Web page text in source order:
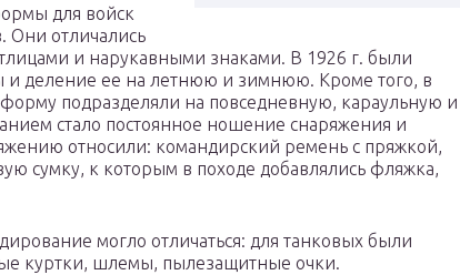
для войск
Они отличались
и нарукавными знаками. В 1926 г. были
деление ее на летнюю и зимнюю. Кроме того, в
подразделяли на повседневную, караульную и
стало постоянное ношение снаряжения и
относили: командирский ремень с пряжкой,
сумку, к которым в походе добавлялись фляжка,
могло отличаться: для танковых были
куртки, шлемы, пылезащитные очки.